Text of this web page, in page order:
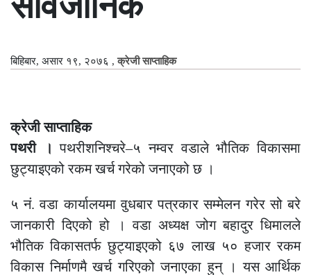
बिहिबार, असार १९, २०७६ ,क्रेजी साप्ताहिक
क्रेजी साप्ताहिक
पथरी । पथरीशनिश्चरे–५ नम्वर वडाले भौतिक विकासमा
छुट्याइएको रकम खर्च गरेको जनाएको छ ।
५ नं. वडा कार्यालयमा वुधबार पत्रकार सम्मेलन गरेर सो बरे
जानकारी दिएको हो । वडा अध्यक्ष जोग बहादुर धिमालले
भौतिक विकासतर्फ छुट्याइएको ६७ लाख ५० हजार रकम
विकास निर्माणमै खर्च गरिएको जनाएका हुन् । यस आर्थिक